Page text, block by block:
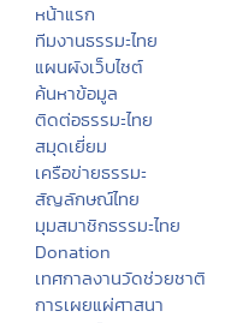
หน้าแรก
ทีมงานธรรมะไทย
แผนผังเว็บไซต์
ค้นหาข้อมูล
ติดต่อธรรมะไทย
สมุดเยี่ยม
เครือข่ายธรรมะ
สัญลักษณ์ไทย
มุมสมาชิกธรรมะไทย
Donation
เทศกาลงานวัดช่วยชาติ
การเผยแผ่ศาสนา